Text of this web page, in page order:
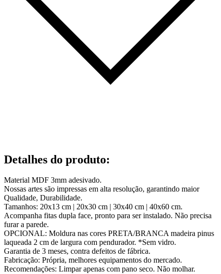
Detalhes do produto:
Material MDF 3mm adesivado.
Nossas artes são impressas em alta resolução, garantindo maior
Qualidade, Durabilidade.
Tamanhos: 20x13 cm | 20x30 cm | 30x40 cm | 40x60 cm.
Acompanha fitas dupla face, pronto para ser instalado. Não precisa
furar a parede.
OPCIONAL: Moldura nas cores PRETA/BRANCA madeira pinus
laqueada 2 cm de largura com pendurador. *Sem vidro.
Garantia de 3 meses, contra defeitos de fábrica.
Fabricação: Própria, melhores equipamentos do mercado.
Recomendações: Limpar apenas com pano seco. Não molhar.